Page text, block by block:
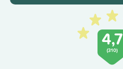
4,7
(310)